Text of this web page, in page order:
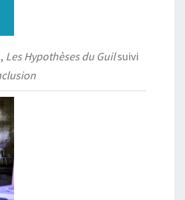
Les Hypothèses du Guilsuivi